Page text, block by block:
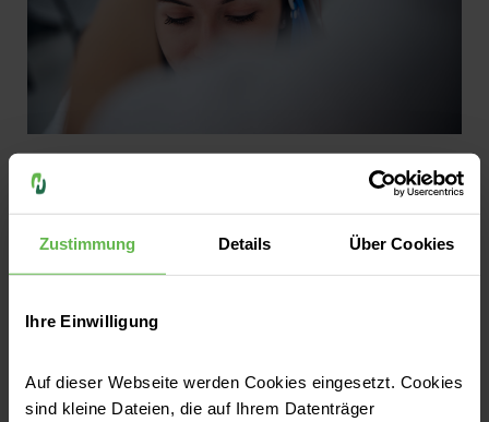
Zustimmung Details Über Cookies
Ihre Einwilligung
Auf dieser Webseite werden Cookies eingesetzt. Cookies
sind kleine Dateien, die auf Ihrem Datenträger
Epilepsie behandeln: Diese
Behandlungsmöglichkeiten gibt es
40 bis 70 Menschen von 100.000 Einwohnern
plötzlichen Krampfanfälle tritt erstmals
jenseits des 60. Lebensjahres auf.
Jetzt lesen